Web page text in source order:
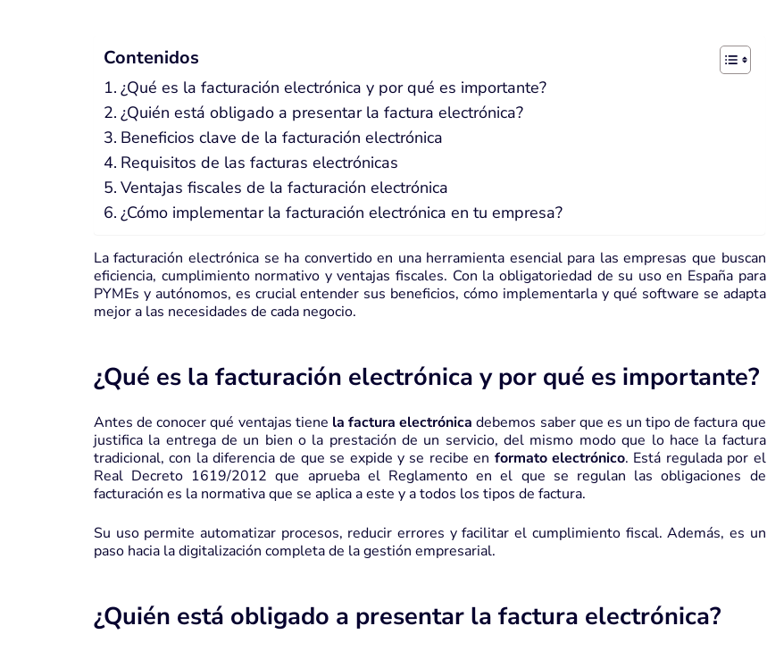
Contenidos
¿Qué es la facturación electrónica y por qué es importante?
¿Quién está obligado a presentar la factura electrónica?
Beneficios clave de la facturación electrónica
Requisitos de las facturas electrónicas
Ventajas fiscales de la facturación electrónica
¿Cómo implementar la facturación electrónica en tu empresa?
La facturación electrónica se ha convertido en una herramienta esencial para las empresas que buscan
eficiencia, cumplimiento normativo y ventajas fiscales. Con la obligatoriedad de su uso en España para
PYMEs y autónomos, es crucial entender sus beneficios, cómo implementarla y qué software se adapta
mejor a las necesidades de cada negocio.
¿Qué es la facturación electrónica y por qué es importante?
Antes de conocer qué ventajas tiene la factura electrónica debemos saber que es un tipo de factura que
justifica la entrega de un bien o la prestación de un servicio, del mismo modo que lo hace la factura
tradicional, con la diferencia de que se expide y se recibe en formato electrónico. Está regulada por el
Real Decreto 1619/2012 que aprueba el Reglamento en el que se regulan las obligaciones de
facturación es la normativa que se aplica a este y a todos los tipos de factura.
Su uso permite automatizar procesos, reducir errores y facilitar el cumplimiento fiscal. Además, es un
paso hacia la digitalización completa de la gestión empresarial.
¿Quién está obligado a presentar la factura electrónica?